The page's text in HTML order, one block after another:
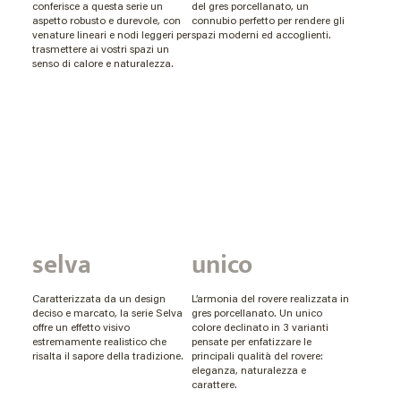
conferisce a questa serie un
aspetto robusto e durevole, con
venature lineari e nodi leggeri per
trasmettere ai vostri spazi un
senso di calore e naturalezza.
del gres porcellanato, un
connubio perfetto per rendere gli
spazi moderni ed accoglienti.
Caratterizzata da un design
deciso e marcato, la serie Selva
offre un effetto visivo
estremamente realistico che
risalta il sapore della tradizione.
selva
L’armonia del rovere realizzata in
gres porcellanato. Un unico
colore declinato in 3 varianti
pensate per enfatizzare le
principali qualità del rovere:
eleganza, naturalezza e
carattere.
unico